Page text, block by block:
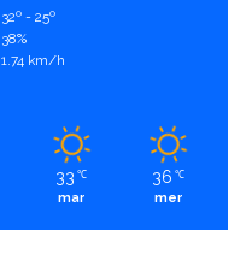
32º - 25º
38%
1.74 km/h
33 ℃
mar
36 ℃
mer